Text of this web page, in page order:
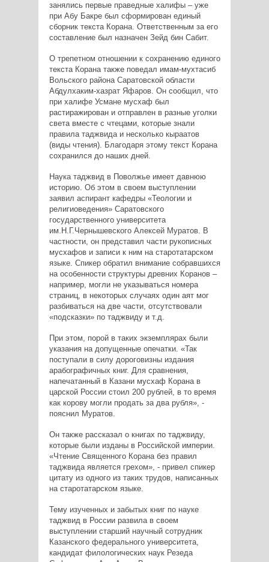
занялись первые праведные халифы – уже
при Абу Бакре был сформирован единый
сборник текста Корана. Ответственным за его
составление был назначен Зейд бин Сабит.
О трепетном отношении к сохранению единого
текста Корана также поведал имам-мухтасиб
Вольского района Саратовской области
Абдулхаким-хазрат Яфаров. Он сообщил, что
при халифе Усмане мусхаф был
растиражирован и отправлен в разные уголки
света вместе с чтецами, которые знали
правила таджвида и несколько кыраатов
(виды чтения). Благодаря этому текст Корана
сохранился до наших дней.
Наука таджвид в Поволжье имеет давнюю
историю. Об этом в своем выступлении
заявил аспирант кафедры «Теологии и
религиоведения» Саратовского
государственного университета
им.Н.Г.Чернышевского Алексей Муратов. В
частности, он представил части рукописных
мусхафов и записи к ним на старотатарском
языке. Спикер обратил внимание собравшихся
на особенности структуры древних Коранов –
например, могли не указываться номера
страниц, в некоторых случаях один аят мог
разбиваться на две части, отсутствовали
«подсказки» по таджвиду и т.д.
При этом, порой в таких экземплярах были
указания на допущенные опечатки. «Так
поступали в силу дороговизны издания
арабографичных книг. Для сравнения,
напечатанный в Казани мусхаф Корана в
царской России стоил 200 рублей, в то время
как корову могли продать за два рубля», -
пояснил Муратов.
Он также рассказал о книгах по таджвиду,
которые были изданы в Российской империи.
«Чтение Священного Корана без правил
таджвида является грехом», - привел спикер
цитату из одного из таких трудов, написанных
на старотатарском языке.
Тему изученных и забытых книг по науке
таджвид в России развила в своем
выступлении старший научный сотрудник
Казанского федерального университета,
кандидат филологических наук Резеда